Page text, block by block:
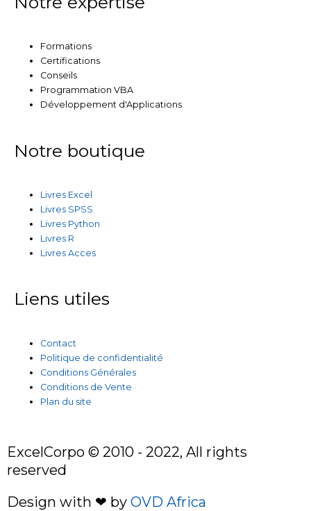
Formations
Certifications
Conseils
Programmation VBA
Développement d'Applications
Notre boutique
Livres Excel
Livres SPSS
Livres Python
Livres R
Livres Acces
Liens utiles
Contact
Politique de confidentialité
Conditions Générales
Conditions de Vente
Plan du site
ExcelCorpo © 2010 - 2022, All rights
reserved
Design with ❤ by OVD Africa